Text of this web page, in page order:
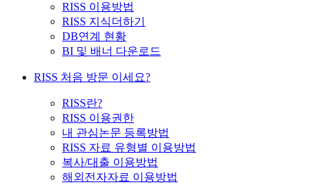
RISS 이용방법
RISS 지식더하기
DB연계 현황
BI 및 배너 다운로드
RISS 처음 방문 이세요?
RISS란?
RISS 이용권한
내 관심논문 등록방법
RISS 자료 유형별 이용방법
복사/대출 이용방법
해외전자자료 이용방법